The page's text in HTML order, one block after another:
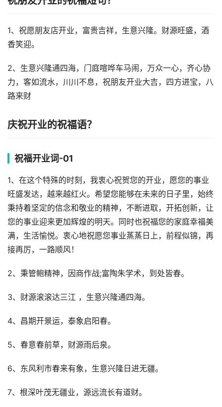
1、祝愿朋友店开业，富贵吉祥，生意兴隆。财源旺盛，酒
香笑迎。
2、生意兴隆通四海，门庭喧哗车马闹，万众一心，齐心协
力，客如流水，川川不息，祝朋友开业大吉，四方进宝，八
路来财
庆祝开业的祝福语？
祝福开业词-01
1、在这个特殊的时刻，我衷心祝贺您的开业，愿您的事业
旺盛发达，越来越红火。希望您能够在未来的日子里，始终
秉持着坚定的信念和敬业的精神，不断进取，开拓创新，让
您的事业迎来更加辉煌的明天。同时也祝福您的家庭幸福美
满，生活愉悦。衷心地祝愿您事业蒸蒸日上，前程似锦，再
接再厉，一路顺风！
2、秉管鲍精神，因商作战;富陶朱学术，到处皆春。
3、财源滚滚达三江 ，生意兴隆通四海。
4、昌期开景运，泰象启阳春。
5、春意春前草，财源雨后泉。
6、东风利市春来有象，生意兴隆日进无疆。
7、根深叶茂无疆业，源远流长有道财。